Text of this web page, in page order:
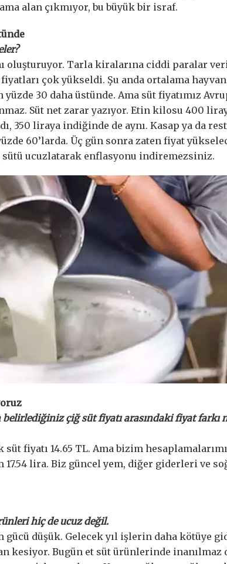
alan çıkmıyor, bu büyük bir israf.
oluşturuyor. Tarla kiralarına ciddi paralar
çok yükseldi. Şu anda ortalama hayvan
30 daha üstünde. Ama süt fiyatımız
Süt net zarar yazıyor. Etin kilosu 400
350 liraya indiğinde de aynı. Kasap ya da
60’larda. Üç gün sonra zaten fiyat
ucuzlatarak enflasyonu indiremezsiniz.
çiğ süt fiyatı arasındaki fiyat farkı
fiyatı 14.65 TL. Ama bizim
17.54 lira. Biz güncel yem, diğer giderleri ve
hiç de ucuz değil.
gücü düşük. Gelecek yıl işlerin daha kötüye
kesiyor. Bugün et süt ürünlerinde inanılmaz